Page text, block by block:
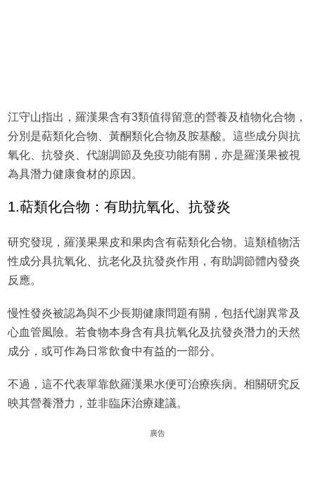
江守山指出，羅漢果含有3類值得留意的營養及植物化合物，
分別是萜類化合物、黃酮類化合物及胺基酸。這些成分與抗
氧化、抗發炎、代謝調節及免疫功能有關，亦是羅漢果被視
為具潛力健康食材的原因。
1.萜類化合物：有助抗氧化、抗發炎
研究發現，羅漢果果皮和果肉含有萜類化合物。這類植物活
性成分具抗氧化、抗老化及抗發炎作用，有助調節體內發炎
反應。
慢性發炎被認為與不少長期健康問題有關，包括代謝異常及
心血管風險。若食物本身含有具抗氧化及抗發炎潛力的天然
成分，或可作為日常飲食中有益的一部分。
不過，這不代表單靠飲羅漢果水便可治療疾病。相關研究反
映其營養潛力，並非臨床治療建議。
廣告